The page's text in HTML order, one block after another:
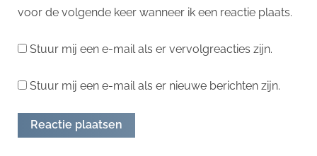
voor de volgende keer wanneer ik een reactie plaats.
Stuur mij een e-mail als er vervolgreacties zijn.
Stuur mij een e-mail als er nieuwe berichten zijn.